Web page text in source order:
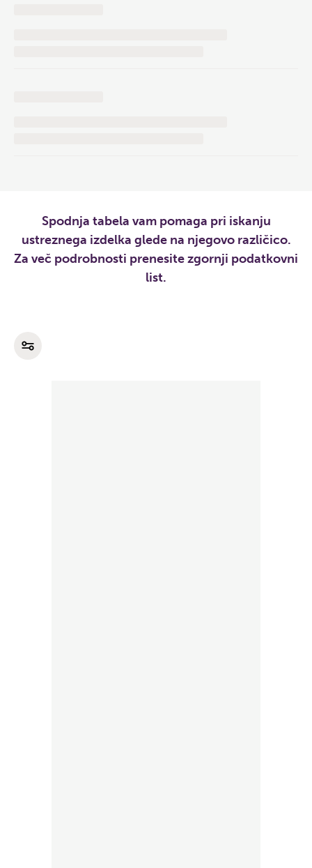
Spodnja tabela vam pomaga pri iskanju
ustreznega izdelka glede na njegovo različico.
Za več podrobnosti prenesite zgornji podatkovni
list.